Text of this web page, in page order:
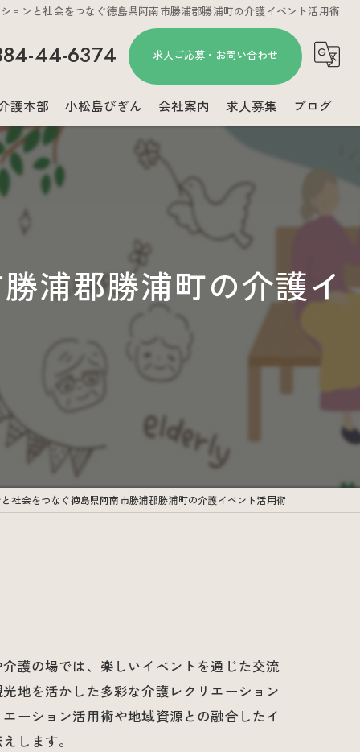
ョンと社会をつなぐ徳島県阿南市勝浦郡勝浦町の介護イベント活用術
44-6374 求人ご応募・お問い合わせ
護本部 小松島びぎん 会社案内 求人募集 ブログ
浦郡勝浦町の介護イ
社会をつなぐ徳島県阿南市勝浦郡勝浦町の介護イベント活用術
護の場では、楽しいイベントを通じた交流
地を活かした多彩な介護レクリエーション
ーション活用術や地域資源との融合したイ
します。